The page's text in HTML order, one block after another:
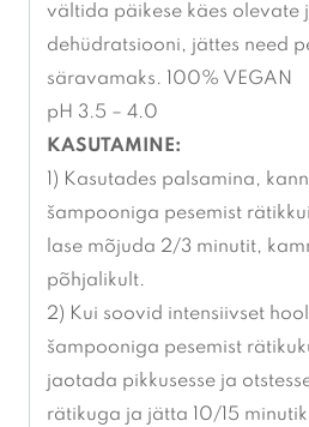
vältida päikese käes olevate
dehüdratsiooni, jättes need
säravamaks. 100% VEGAN
pH 3.5 – 4.0
KASUTAMINE:
1) Kasutades palsamina,
šampooniga pesemist
lase mõjuda 2/3 minutit,
põhjalikult.
2) Kui soovid intensiivset
šampooniga pesemist
jaotada pikkusesse ja
rätikuga ja jätta 10/15